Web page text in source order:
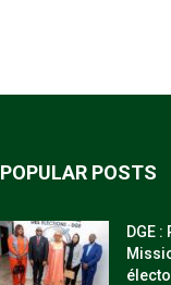
POPULAR POSTS
DGE